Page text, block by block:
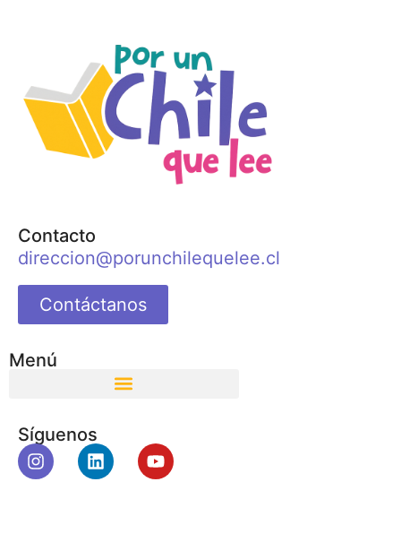
Contacto
direccion@porunchilequelee.cl
Contáctanos
Menú
Síguenos